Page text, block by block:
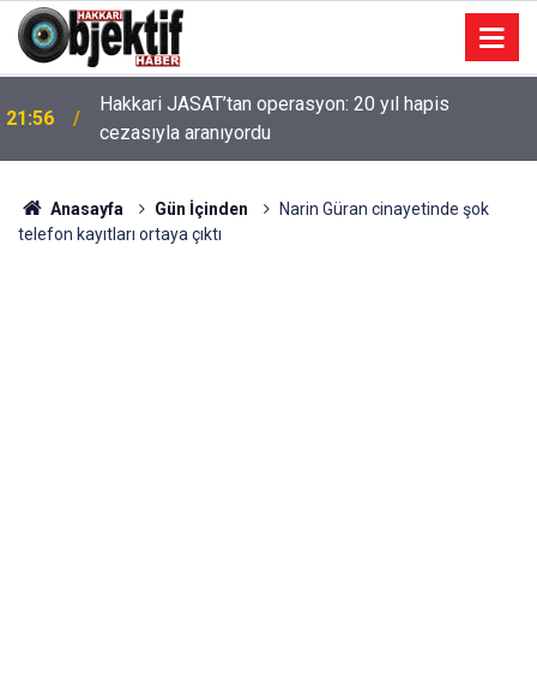
21:56
Hakkari JASAT’tan operasyon: 20 yıl hapis
cezasıyla aranıyordu
Anasayfa Gün İçinden
Narin Güran cinayetinde şok
telefon kayıtları ortaya çıktı